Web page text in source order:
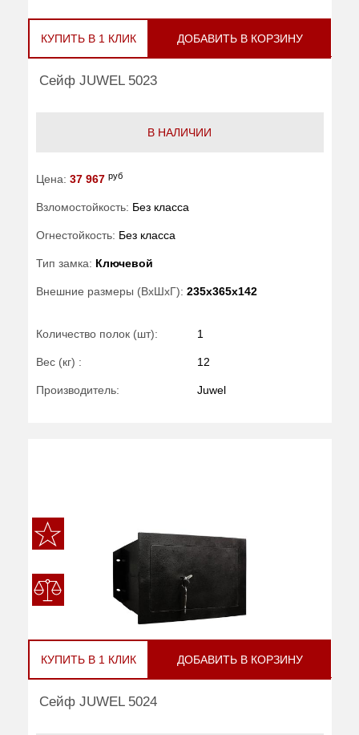
КУПИТЬ В 1 КЛИК ДОБАВИТЬ В КОРЗИНУ
Сейф JUWEL 5023
В НАЛИЧИИ
Цена: 37 967 руб
Взломостойкость: Без класса
Огнестойкость: Без класса
Тип замка: Ключевой
Внешние размеры (ВхШхГ): 235x365x142
Количество полок (шт): 1
Вес (кг) : 12
Производитель: Juwel
КУПИТЬ В 1 КЛИК ДОБАВИТЬ В КОРЗИНУ
Сейф JUWEL 5024